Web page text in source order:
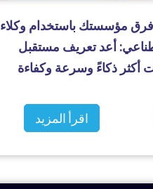
مؤسستك باستخدام وكلاء
أعد تعريف مستقبل
أكثر ذكاءً وسرعة وكفاءة
اقرأ المزيد